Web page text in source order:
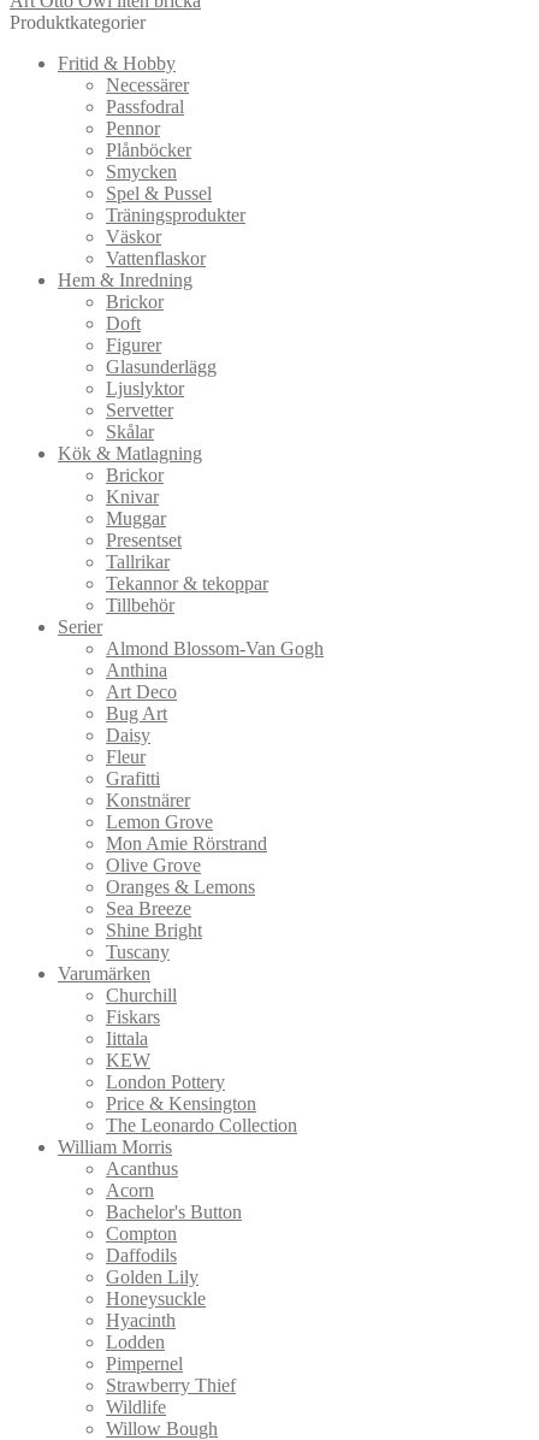
Produktkategorier
Fritid & Hobby
Necessärer
Passfodral
Pennor
Plånböcker
Smycken
Spel & Pussel
Träningsprodukter
Väskor
Vattenflaskor
Hem & Inredning
Brickor
Doft
Figurer
Glasunderlägg
Ljuslyktor
Servetter
Skålar
Kök & Matlagning
Brickor
Knivar
Muggar
Presentset
Tallrikar
Tekannor & tekoppar
Tillbehör
Serier
Almond Blossom-Van Gogh
Anthina
Art Deco
Bug Art
Daisy
Fleur
Grafitti
Konstnärer
Lemon Grove
Mon Amie Rörstrand
Olive Grove
Oranges & Lemons
Sea Breeze
Shine Bright
Tuscany
Varumärken
Churchill
Fiskars
Iittala
KEW
London Pottery
Price & Kensington
The Leonardo Collection
William Morris
Acanthus
Acorn
Bachelor's Button
Compton
Daffodils
Golden Lily
Honeysuckle
Hyacinth
Lodden
Pimpernel
Strawberry Thief
Wildlife
Willow Bough